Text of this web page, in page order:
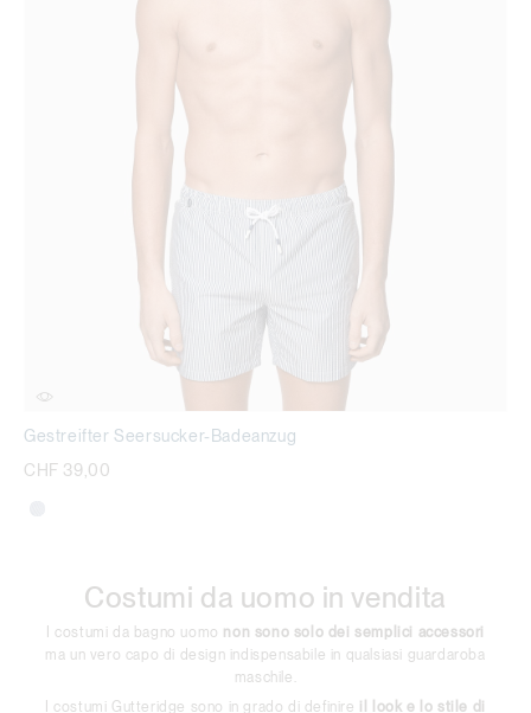
Gestreifter Seersucker-Badeanzug
CHF 39,00
Costumi da uomo in vendita
I costumi da bagno uomo non sono solo dei semplici accessori
ma un vero capo di design indispensabile in qualsiasi guardaroba
maschile.
I costumi Gutteridge sono in grado di definire
il look e lo stile di